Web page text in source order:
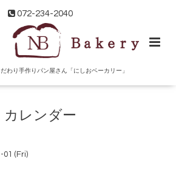
072-234-2040
わり手作りパン屋さん「にしおベーカリー」
カレンダー
01 (Fri)